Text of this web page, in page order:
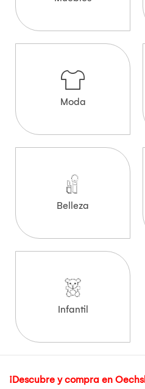
Moda
Belleza
Infantil
¡Descubre y compra en